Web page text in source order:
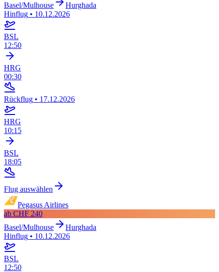
Basel/Mulhouse
Hurghada
Hinflug • 10.12.2026
BSL
12:50
HRG
00:30
Rückflug • 17.12.2026
HRG
10:15
BSL
18:05
Flug auswählen
Pegasus Airlines
ab CHF 240
Basel/Mulhouse
Hurghada
Hinflug • 10.12.2026
BSL
12:50